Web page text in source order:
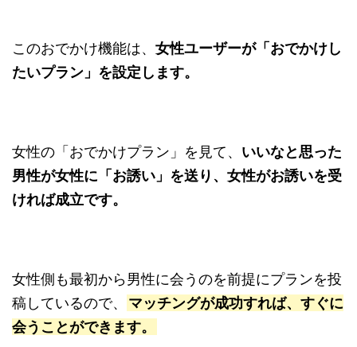
このおでかけ機能は、 女性ユーザーが「おでかけし
たいプラン」を設定します。
女性の「おでかけプラン」を見て、 いいなと思った
男性が女性に「お誘い」を送り、女性がお誘いを受
ければ成立です。
女性側も最初から男性に会うのを前提にプランを投
稿しているので、
マッチングが成功すれば、すぐに
会うことができます。